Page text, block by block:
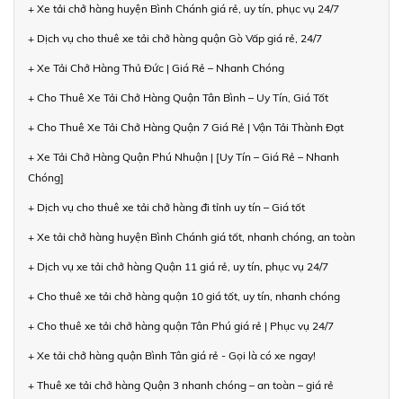
+ Xe tải chở hàng huyện Bình Chánh giá rẻ, uy tín, phục vụ 24/7
+ Dịch vụ cho thuê xe tải chở hàng quận Gò Vấp giá rẻ, 24/7
+ Xe Tải Chở Hàng Thủ Đức | Giá Rẻ – Nhanh Chóng
+ Cho Thuê Xe Tải Chở Hàng Quận Tân Bình – Uy Tín, Giá Tốt
+ Cho Thuê Xe Tải Chở Hàng Quận 7 Giá Rẻ | Vận Tải Thành Đạt
+ Xe Tải Chở Hàng Quận Phú Nhuận | [Uy Tín – Giá Rẻ – Nhanh
Chóng]
+ Dịch vụ cho thuê xe tải chở hàng đi tỉnh uy tín – Giá tốt
+ Xe tải chở hàng huyện Bình Chánh giá tốt, nhanh chóng, an toàn
+ Dịch vụ xe tải chở hàng Quận 11 giá rẻ, uy tín, phục vụ 24/7
+ Cho thuê xe tải chở hàng quận 10 giá tốt, uy tín, nhanh chóng
+ Cho thuê xe tải chở hàng quận Tân Phú giá rẻ | Phục vụ 24/7
+ Xe tải chở hàng quận Bình Tân giá rẻ - Gọi là có xe ngay!
+ Thuê xe tải chở hàng Quận 3 nhanh chóng – an toàn – giá rẻ